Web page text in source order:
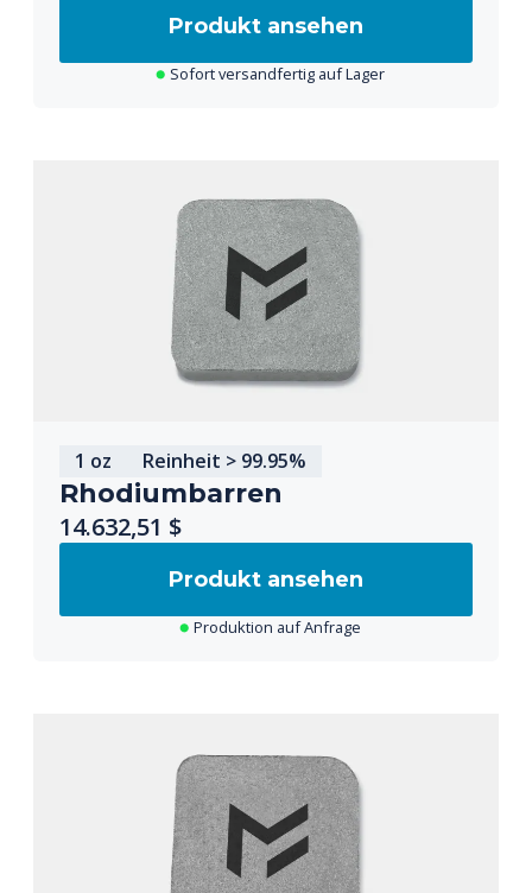
Produkt ansehen
Sofort versandfertig auf Lager
1 oz Reinheit > 99.95%
Rhodiumbarren
14.632,51 $
Produkt ansehen
Produktion auf Anfrage